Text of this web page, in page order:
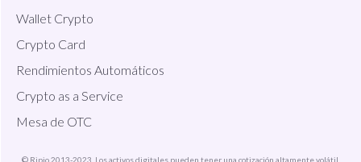
Wallet Crypto
Crypto Card
Rendimientos Automáticos
Crypto as a Service
Mesa de OTC
© Ripio 2013-2023. Los activos digitales pueden tener una cotización altamente volátil.